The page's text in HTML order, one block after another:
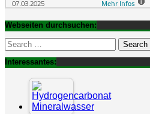
Webseiten durchsuchen:
Search
for:
Interessantes: